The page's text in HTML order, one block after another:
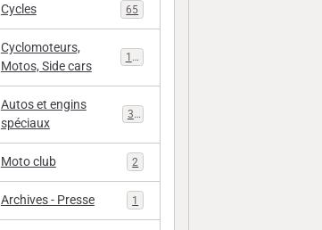
Cycles 65
Cyclomoteurs,
Motos, Side cars
112
Autos et engins
spéciaux
33
Moto club 2
Archives - Presse 1